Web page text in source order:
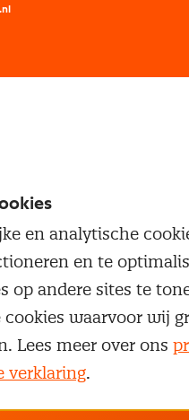
en analytische
en te
op andere sites te
waarvoor wij
Lees meer over ons
verklaring.